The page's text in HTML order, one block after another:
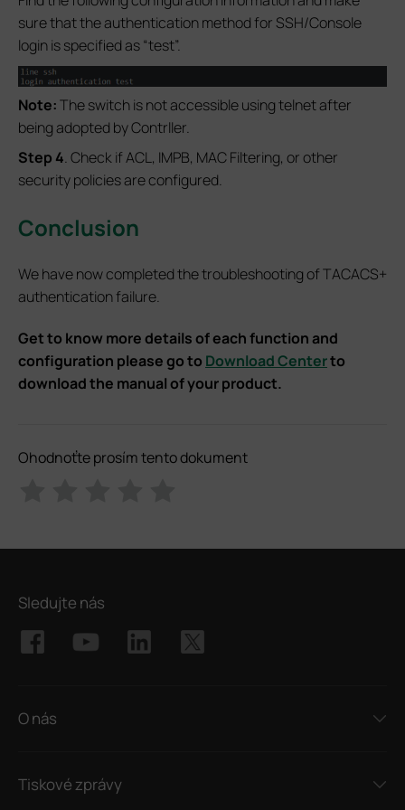
sure that the authentication method for SSH/Console
login is specified as “test”.
Note:The switch is not accessible using telnet after
being adopted by Contrller.
Step 4. Check if ACL, IMPB, MAC Filtering, or other
security policies are configured.
Conclusion
We have now completed the troubleshooting of TACACS+
authentication failure.
Get to know more details of each function and
configuration please go to Download Centerto
download the manual of your product.
Ohodnoťte prosím tento dokument
Sledujte nás
O nás
Tiskové zprávy